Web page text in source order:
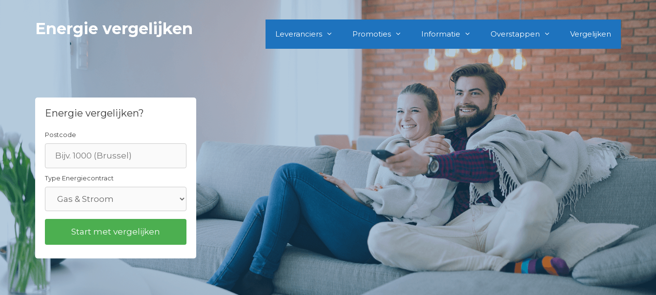
Energie vergelijken Leveranciers Promoties Informatie Overstappen Vergelijken
Energie vergelijken?
Postcode
Type Energiecontract